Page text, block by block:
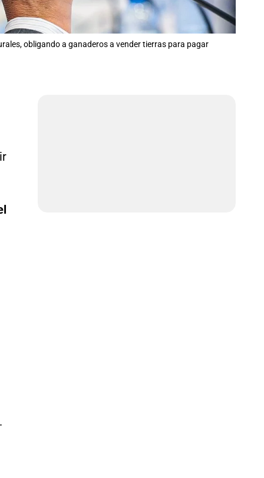
obligando a ganaderos a vender tierras para pagar